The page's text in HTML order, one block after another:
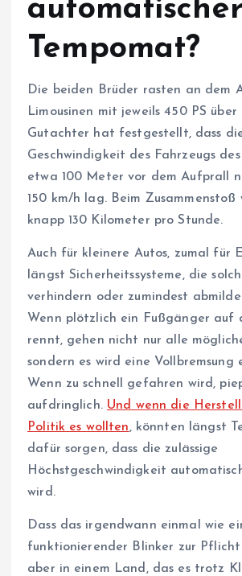
automatischer
Tempomat?
Die beiden Brüder rasten an dem
Limousinen mit jeweils 450 PS
Gutachter hat festgestellt, dass
Geschwindigkeit des Fahrzeugs
etwa 100 Meter vor dem Aufprall
150 km/h lag. Beim Zusammenstoß
knapp 130 Kilometer pro Stunde.
Auch für kleinere Autos, zumal für
längst Sicherheitssysteme, die
verhindern oder zumindest
Wenn plötzlich ein Fußgänger auf
rennt, gehen nicht nur alle
sondern es wird eine Vollbremsung
Wenn zu schnell gefahren wird,
aufdringlich. Und wenn die
Politik es wollten, könnten längst
dafür sorgen, dass die zulässige
Höchstgeschwindigkeit
wird.
Dass das irgendwann einmal wie
funktionierender Blinker zur Pflicht
aber in einem Land, das es trotz